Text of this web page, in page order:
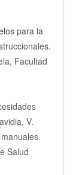
para la
Facultad
V.
Salud